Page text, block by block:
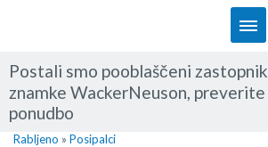
Postali smo pooblaščeni zastopnik
znamke WackerNeuson, preverite
ponudbo
Rabljeno » Posipalci